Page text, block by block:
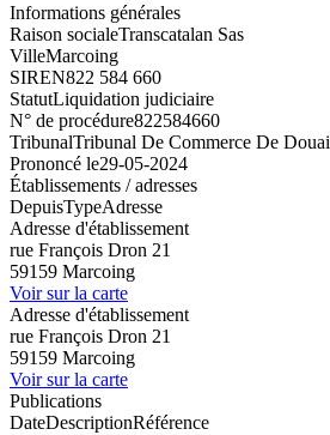
Informations générales
Raison socialeTranscatalan Sas
VilleMarcoing
SIREN822 584 660
StatutLiquidation judiciaire
N° de procédure822584660
TribunalTribunal De Commerce De Douai
Prononcé le29-05-2024
Établissements / adresses
DepuisTypeAdresse
Adresse d'établissement
rue François Dron 21
59159 Marcoing
Voir sur la carte
Adresse d'établissement
rue François Dron 21
59159 Marcoing
Voir sur la carte
Publications
DateDescriptionRéférence